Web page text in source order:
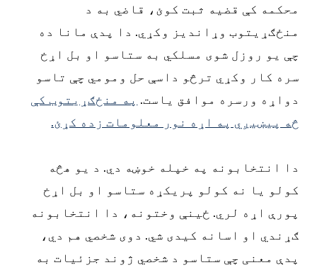
محکمه کې قضیه ثبت کوئ، قاضي به د
منځګړیتوب وړاندیز وکړي. دا پدې مانا ده
چې یو روزل شوی مسلکي به ستاسو او بل اړخ
سره کار وکړي ترڅو داسې حل ومومي چې تاسو
دواړه ورسره موافق یاست.په منځګړیتوب کې
څه پیښیږي په اړه نور معلومات زده کړئ.
دا انتخابونه په خپله خوښه دي. د یو هڅه
کولو یا نه کولو پریکړه ستاسو او بل اړخ
پورې اړه لري. ځینې وختونه، دا انتخابونه
ګړندي او اسانه کیدی شي. دوی شخصي هم دي،
پدې معنی چې ستاسو د شخصي ژوند جزئیات به